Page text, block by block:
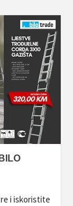
i iskoristite